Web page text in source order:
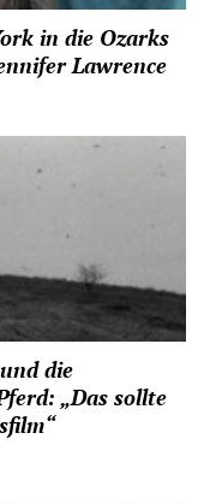
in die Ozarks
Lawrence
die
„Das sollte